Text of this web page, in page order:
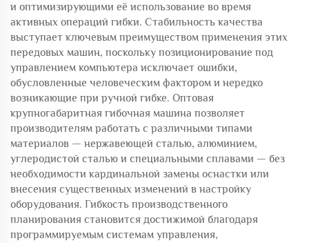
и оптимизирующими её использование во время
активных операций гибки. Стабильность качества
выступает ключевым преимуществом применения этих
передовых машин, поскольку позиционирование под
управлением компьютера исключает ошибки,
обусловленные человеческим фактором и нередко
возникающие при ручной гибке. Оптовая
крупногабаритная гибочная машина позволяет
производителям работать с различными типами
материалов — нержавеющей сталью, алюминием,
углеродистой сталью и специальными сплавами — без
необходимости кардинальной замены оснастки или
внесения существенных изменений в настройку
оборудования. Гибкость производственного
планирования становится достижимой благодаря
программируемым системам управления,